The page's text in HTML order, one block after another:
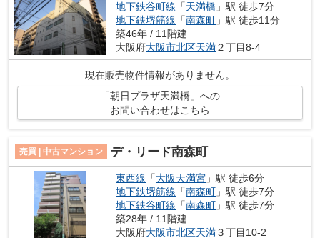
地下鉄谷町線 「天満橋 」駅 徒歩7分
地下鉄堺筋線 「南森町 」駅 徒歩11分
築46年 / 11階建
大阪府大阪市北区天満２丁目8-4
現在販売物件情報がありません。
「朝日プラザ天満橋」への
お問い合わせはこちら
売買 | 中古マンション デ・リード南森町
東西線 「大阪天満宮 」駅 徒歩6分
地下鉄堺筋線 「南森町 」駅 徒歩7分
地下鉄谷町線 「南森町 」駅 徒歩7分
築28年 / 11階建
大阪府大阪市北区天満３丁目10-2